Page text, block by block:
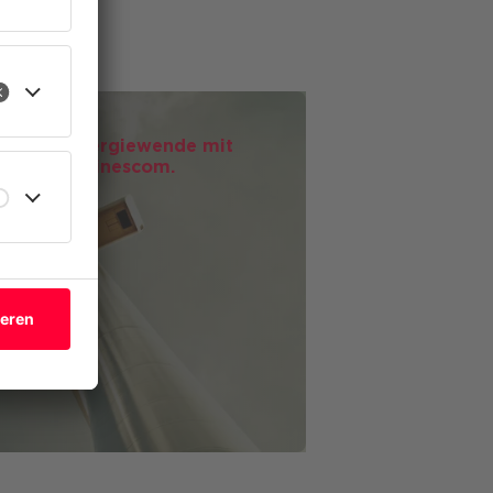
Energiewende mit
K-Businescom.